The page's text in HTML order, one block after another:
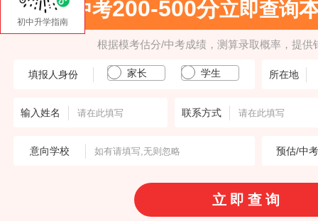
中考200-500分立即查询
根据模考估分/中考成绩，测算录取概率，提供
填报人身份 家长 学生 所在地
输入姓名 联系方式
意向学校 预估/中
初中升学指南